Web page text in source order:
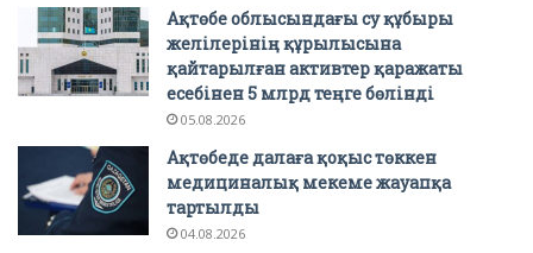
Ақтөбе облысындағы су құбыры
желілерінің құрылысына
қайтарылған активтер қаражаты
есебінен 5 млрд теңге бөлінді
05.08.2026
Ақтөбеде далаға қоқыс төккен
медициналық мекеме жауапқа
тартылды
04.08.2026